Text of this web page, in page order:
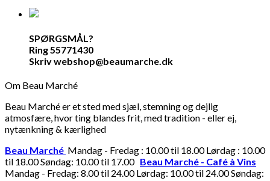
SPØRGSMÅL?
Ring 55771430
Skriv webshop@beaumarche.dk
Om Beau Marché
Beau Marché er et sted med sjæl, stemning og dejlig
atmosfære, hvor ting blandes frit, med tradition - eller ej,
nytænkning & kærlighed
Beau Marché Mandag - Fredag : 10.00 til 18.00 Lørdag : 10.00
til 18.00 Søndag: 10.00 til 17.00 Beau Marché - Café à Vins
Mandag - Fredag: 8.00 til 24.00 Lørdag: 10.00 til 24.00 Søndag: